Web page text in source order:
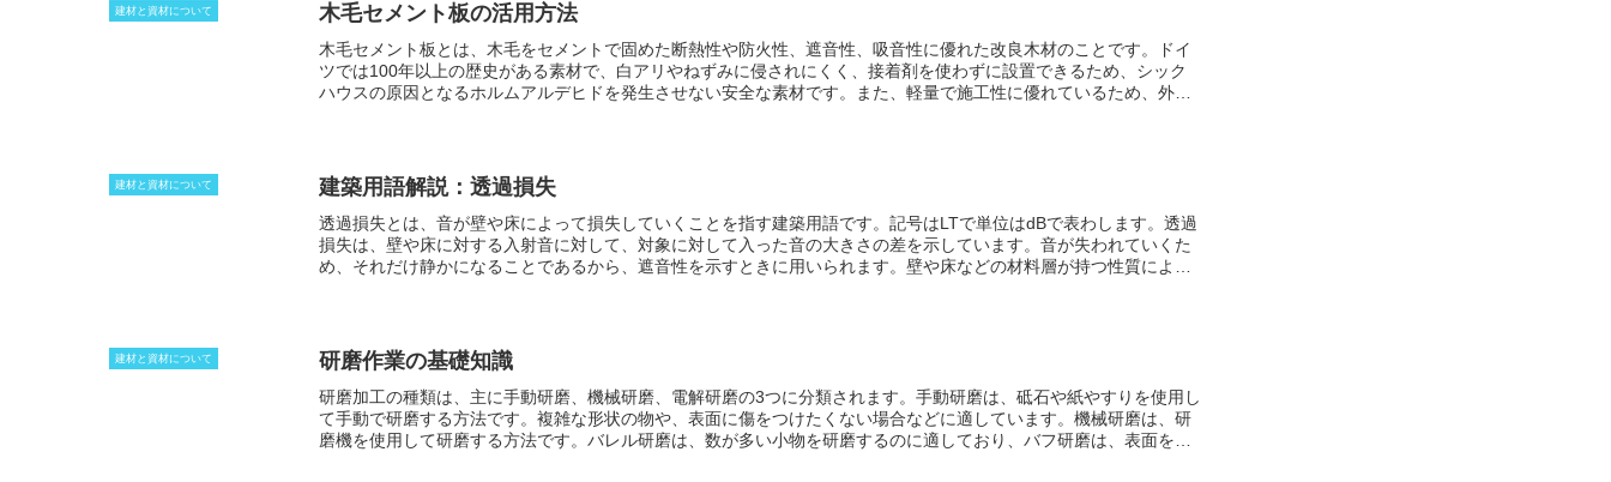
建材と資材について 木毛セメント板の活用方法
木毛セメント板とは、 木毛をセメントで固めた断熱性や防火性、遮音性、吸音性に優れた改良木材のことです。ドイ
ツでは100年以上の歴史がある素材で、白アリやねずみに侵されにくく、接着剤を使わずに設置できるため、 シック
ハウスの原因となるホルムアルデヒドを発生させない安全な素材です。また、軽量で施工性に優れているため、 外壁
建材と資材について 建築用語解説：透過損失
透過損失とは、音が壁や床によって損失していくこと を指す建築用語です。記号はLTで単位はdBで表わします。透過
損失は、壁や床に対する入射音に対して、対象に対して入った音の大きさの差を示しています。音が失われていくた
め、それだけ静かになることであるから、 遮音性を示すときに用いられます。壁や床などの材料層が持つ性質によっ
建材と資材について 研磨作業の基礎知識
研磨加工の種類は、主に手動研磨、機械研磨、電解研磨の3つに分類されます。手動研磨は、砥石や紙やすりを使用し
て手動で研磨する方法です。複雑な形状の物や、表面に傷をつけたくない場合などに適しています。機械研磨は、研
磨機を使用して研磨する方法です。バレル研磨は、数が多い小物を研磨するのに適しており、バフ研磨は、表面を滑